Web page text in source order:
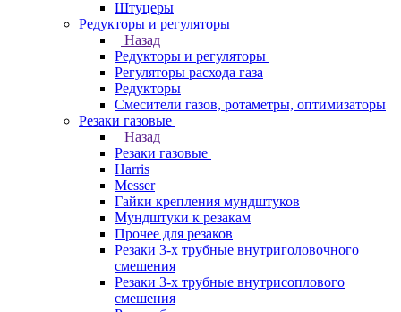
Штуцеры
Редукторы и регуляторы
Назад
Редукторы и регуляторы
Регуляторы расхода газа
Редукторы
Смесители газов, ротаметры, оптимизаторы
Резаки газовые
Назад
Резаки газовые
Harris
Messer
Гайки крепления мундштуков
Мундштуки к резакам
Прочее для резаков
Резаки 3-х трубные внутриголовочного
смешения
Резаки 3-х трубные внутрисоплового
смешения